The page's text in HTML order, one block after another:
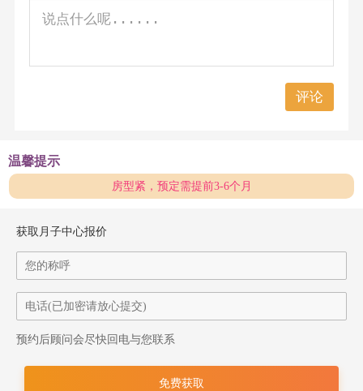
评论
温馨提示
房型紧，预定需提前3-6个月
获取月子中心报价
预约后顾问会尽快回电与您联系